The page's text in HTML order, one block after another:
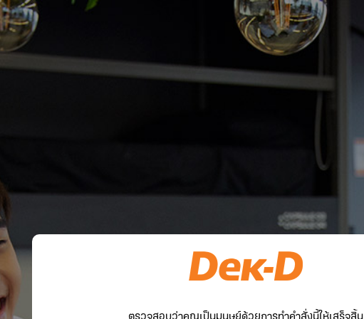
ตรวจสอบว่าคุณเป็นมนุษย์ด้วยการทำคำสั่งนี้ให้เสร็จสิ้น